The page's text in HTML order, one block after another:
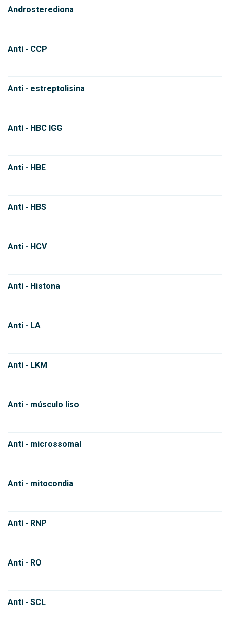
Androsterediona
Anti - CCP
Anti - estreptolisina
Anti - HBC IGG
Anti - HBE
Anti - HBS
Anti - HCV
Anti - Histona
Anti - LA
Anti - LKM
Anti - músculo liso
Anti - microssomal
Anti - mitocondia
Anti - RNP
Anti - RO
Anti - SCL